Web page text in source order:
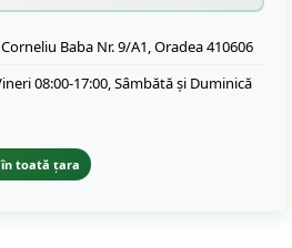
Baba Nr. 9/A1, Oradea 410606
08:00-17:00, Sâmbătă și Duminică
în toată țara